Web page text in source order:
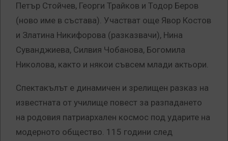
Петър Стойчев, Георги Трайков и Тодор Беров
(ново име в състава). Участват още Явор Костов
и Златина Никифорова (разказвачи), Нина
Суванджиева, Силвия Чобанова, Богомила
Николова, както и някои съвсем млади актьори.
Спектакълът е динамичен и зрелищен разказ на
известната от училище повест за разпадането
на родовия патриархален космос под ударите на
модерното общество. 115 години след